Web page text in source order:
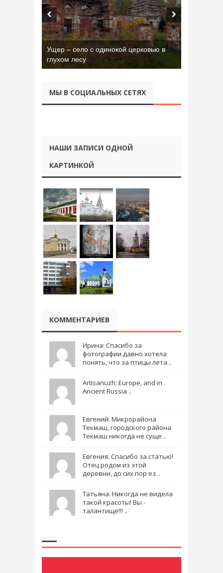
Ущер – село с одинокой церковью в
глухом лесу
МЫ В СОЦИАЛЬНЫХ СЕТЯХ
НАШИ ЗАПИСИ ОДНОЙ
КАРТИНКОЙ
КОММЕНТАРИЕВ
Ирина: Спасибо за
фотографии.давно хотела
понять, что за птицы лета ..
Artisanuzh: Europe, and in
Ancient Russia ..
Евгений: Микрорайона
Текмаш, городского района
Текмаш никогда не суще ..
Евгения: Спасибо за статью!
Отец родом из этой
деревни, до сих пор ез ..
Татьяна: Никогда не видела
такой красоты! Вы -
талантище!!! ..